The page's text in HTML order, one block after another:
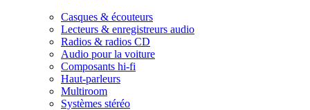
Casques & écouteurs
Lecteurs & enregistreurs audio
Radios & radios CD
Audio pour la voiture
Composants hi-fi
Haut-parleurs
Multiroom
Systèmes stéréo